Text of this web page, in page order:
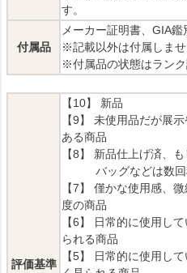
す。
付属品
メーカー証明書、GIA鑑
※記載以外は付属しま
※付属品の状態はラン
評価基準
【10】 新品
【9】 未使用品だが展
ある商品
【8】 新品仕上げ済、
バッグなどは数回
【7】 僅かな使用感、
度の商品
【6】 日常的に使用し
られる商品
【5】 日常的に使用し